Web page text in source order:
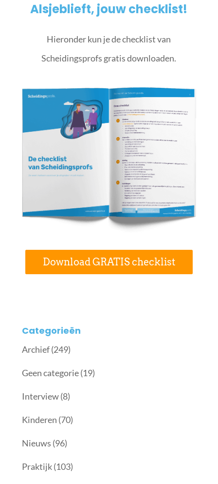
Alsjeblieft, jouw checklist!
Hieronder kun je de checklist van
Scheidingsprofs gratis downloaden.
Download GRATIS checklist
Categorieën
Archief(249)
Geen categorie(19)
Interview(8)
Kinderen (70)
Nieuws (96)
Praktijk(103)